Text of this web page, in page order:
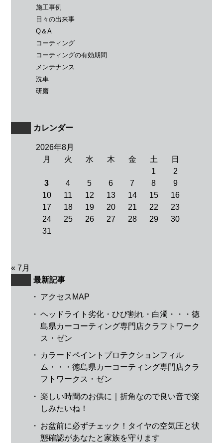
施工事例
日々の出来事
Q＆A
コーティング
コーティングの有効期間
メンテナンス
洗車
研磨
カレンダー
2026年8月
月
火 水 木 金 土
日
1
2
3
4 5 6 7 8
9
10
11 12 13 14 15
16
17
18 19 20 21 22
23
24
25 26 27 28 29
30
31
« 7月
最新記事
・ アクセスMAP
・ ヘッドライト劣化・ひび割れ・白濁・・・徳
島県カーコーティング専門店クラフトワーク
ス・ゼン
・
カラードペイントプロテクションフィル
ム・・・徳島県カーコーティング専門店クラ
フトワークス・ゼン
・ 楽しい時間のお供に｜折角なので良い音で楽
しみたいね！
・ お盆前に必ずチェック！タイヤの空気圧と状
態確認があなたと家族を守ります